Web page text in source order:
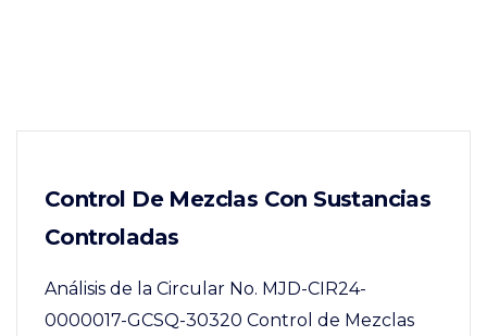
Control De Mezclas Con Sustancias
Controladas
Análisis de la Circular No. MJD-CIR24-
0000017-GCSQ-30320 Control de Mezclas